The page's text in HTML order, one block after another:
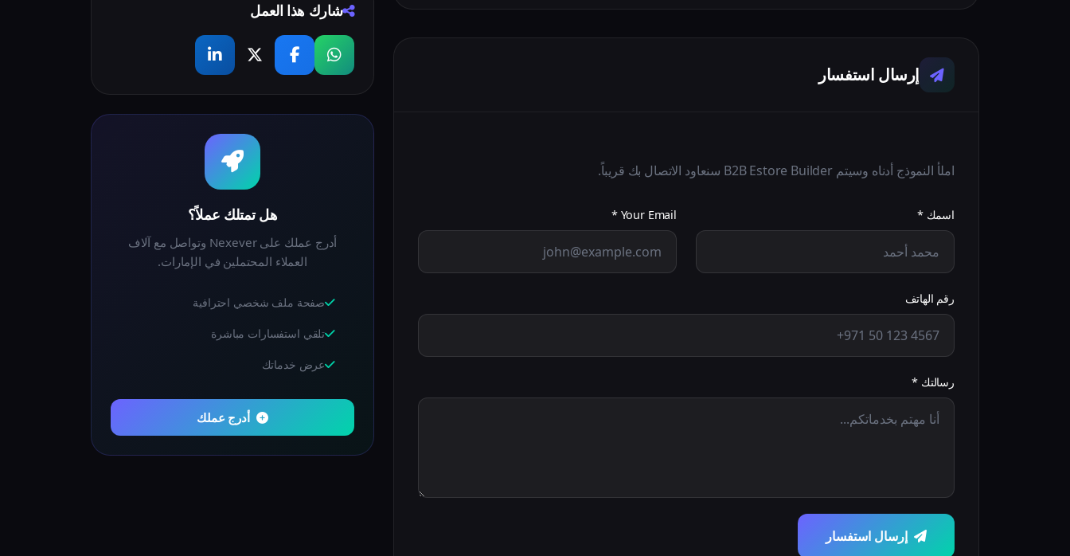
إرسال استفسار
املأ النموذج أدناه وسيتم B2B Estore Builder سنعاود الاتصال بك قريباً.
اسمك * Your Email *
رقم الهاتف
رسالتك *
إرسال استفسار
شارك هذا العمل
هل تمتلك عملاً؟
أدرج عملك على Nexever وتواصل مع آلاف
العملاء المحتملين في الإمارات.
صفحة ملف شخصي احترافية
تلقي استفسارات مباشرة
عرض خدماتك
أدرج عملك